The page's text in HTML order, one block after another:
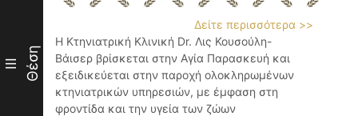
III Θέση
Δείτε περισσότερα >>
Η Κτηνιατρική Κλινική Dr. Λις Κουσούλη-
Βάισερ βρίσκεται στην Αγία Παρασκευή και
εξειδικεύεται στην παροχή ολοκληρωμένων
κτηνιατρικών υπηρεσιών, με έμφαση στη
φροντίδα και την υγεία των ζώων